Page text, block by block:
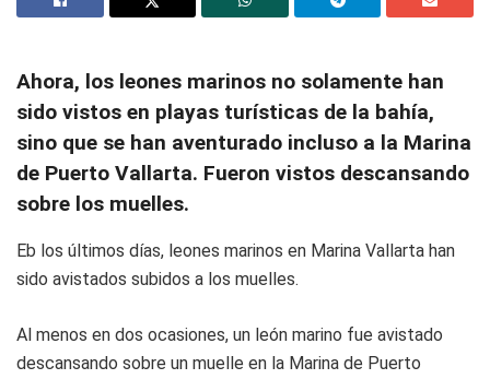
Ahora, los leones marinos no solamente han
sido vistos en playas turísticas de la bahía,
sino que se han aventurado incluso a la Marina
de Puerto Vallarta. Fueron vistos descansando
sobre los muelles.
Eb los últimos días, leones marinos en Marina Vallarta han
sido avistados subidos a los muelles.
Al menos en dos ocasiones, un león marino fue avistado
descansando sobre un muelle en la Marina de Puerto